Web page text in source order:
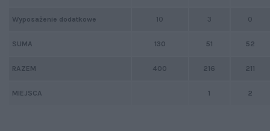
10 3 0
130 51 52
400 216 211
1 2
Wyposażenie dodatkowe
SUMA
RAZEM
MIEJSCA